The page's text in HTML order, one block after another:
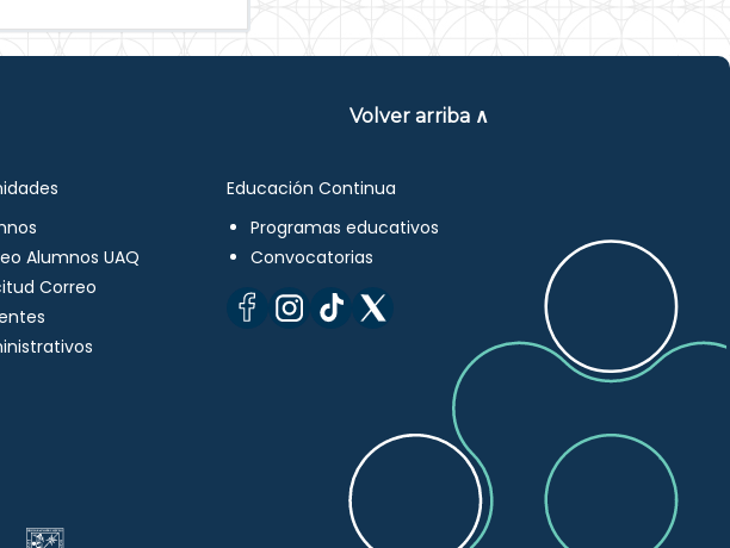
Volver arriba ∧
Alumnos UAQ
Correo
Educación Continua
Programas educativos
Convocatorias